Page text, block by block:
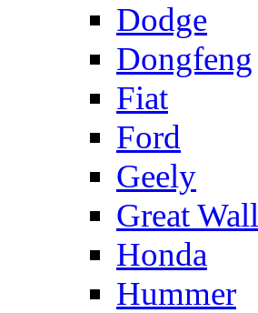
Dodge
Dongfeng
Fiat
Ford
Geely
Great Wall
Honda
Hummer